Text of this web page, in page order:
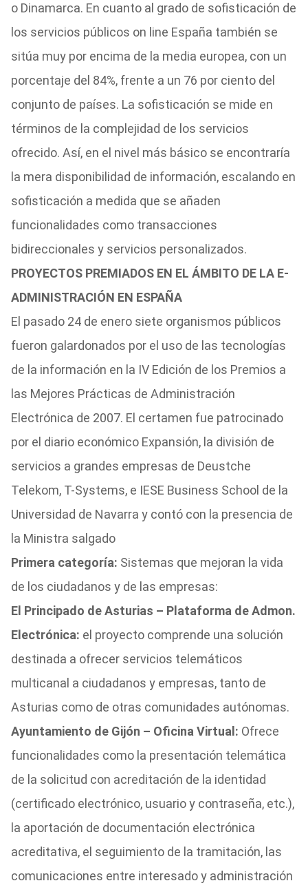
o Dinamarca. En cuanto al grado de sofisticación de
los servicios públicos on line España también se
sitúa muy por encima de la media europea, con un
porcentaje del 84%, frente a un 76 por ciento del
conjunto de países. La sofisticación se mide en
términos de la complejidad de los servicios
ofrecido. Así, en el nivel más básico se encontraría
la mera disponibilidad de información, escalando en
sofisticación a medida que se añaden
funcionalidades como transacciones
bidireccionales y servicios personalizados.
PROYECTOS PREMIADOS EN EL ÁMBITO DE LA E-
ADMINISTRACIÓN EN ESPAÑA
El pasado 24 de enero siete organismos públicos
fueron galardonados por el uso de las tecnologías
de la información en la IV Edición de los Premios a
las Mejores Prácticas de Administración
Electrónica de 2007. El certamen fue patrocinado
por el diario económico Expansión, la división de
servicios a grandes empresas de Deustche
Telekom, T-Systems, e IESE Business School de la
Universidad de Navarra y contó con la presencia de
la Ministra salgado
Primera categoría: Sistemas que mejoran la vida
de los ciudadanos y de las empresas:
El Principado de Asturias – Plataforma de Admon.
Electrónica: el proyecto comprende una solución
destinada a ofrecer servicios telemáticos
multicanal a ciudadanos y empresas, tanto de
Asturias como de otras comunidades autónomas.
Ayuntamiento de Gijón – Oficina Virtual: Ofrece
funcionalidades como la presentación telemática
de la solicitud con acreditación de la identidad
(certificado electrónico, usuario y contraseña, etc.),
la aportación de documentación electrónica
acreditativa, el seguimiento de la tramitación, las
comunicaciones entre interesado y administración